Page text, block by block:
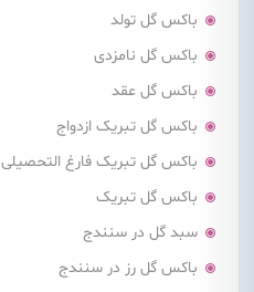
باکس گل تولد
باکس گل نامزدی
باکس گل عقد
باکس گل تبریک ازدواج
باکس گل تبریک فارغ التحصیلی
باکس گل تبریک
سبد گل در سنندج
باکس گل رز در سنندج